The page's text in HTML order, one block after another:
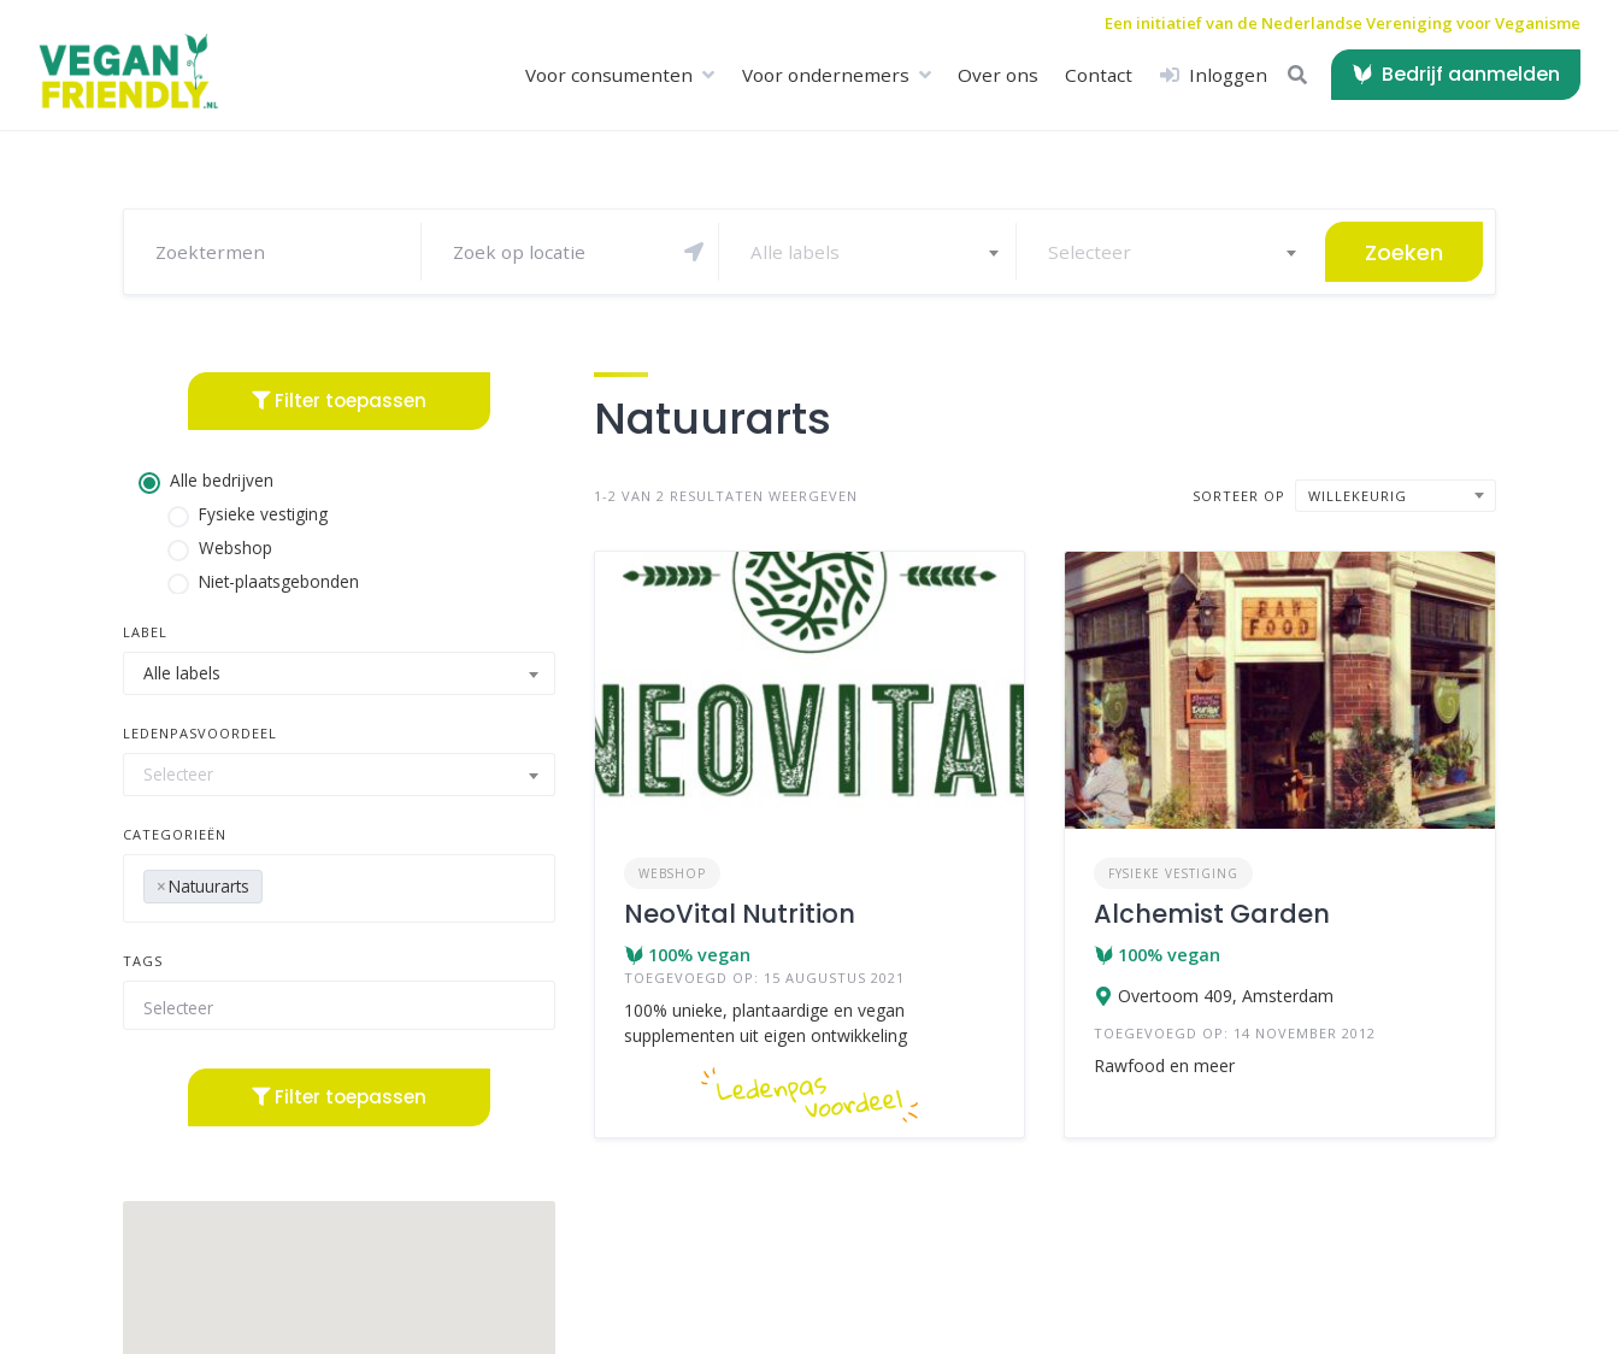
Een initiatief van de Nederlandse Vereniging voor Veganisme
content
Voor consumenten Voor ondernemers Over ons Contact Inloggen Bedrijf aanmelden
Alle labels Selecteer Zoeken
Filter toepassen
Alle bedrijven
Fysieke vestiging
Webshop
Niet-plaatsgebonden
LABEL
Alle labels
LEDENPASVOORDEEL
Selecteer
CATEGORIEËN
×Natuurarts
TAGS
Filter toepassen
Natuurarts
1-2 VAN 2 RESULTATEN WEERGEVEN SORTEER OP WILLEKEURIG
WEBSHOP
NeoVital Nutrition
100% vegan
TOEGEVOEGD OP: 15 AUGUSTUS 2021
100% unieke, plantaardige en vegan
supplementen uit eigen ontwikkeling
FYSIEKE VESTIGING
Alchemist Garden
100% vegan
Overtoom 409, Amsterdam
TOEGEVOEGD OP: 14 NOVEMBER 2012
Rawfood en meer